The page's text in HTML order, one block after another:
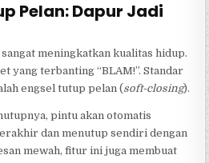
Pelan: Dapur Jadi
meningkatkan kualitas hidup.
yang terbanting “BLAM!”. Standar
engsel tutup pelan (soft-closing).
pintu akan otomatis
dan menutup sendiri dengan
mewah, fitur ini juga membuat